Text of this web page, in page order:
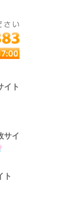
イト
サイ
ト